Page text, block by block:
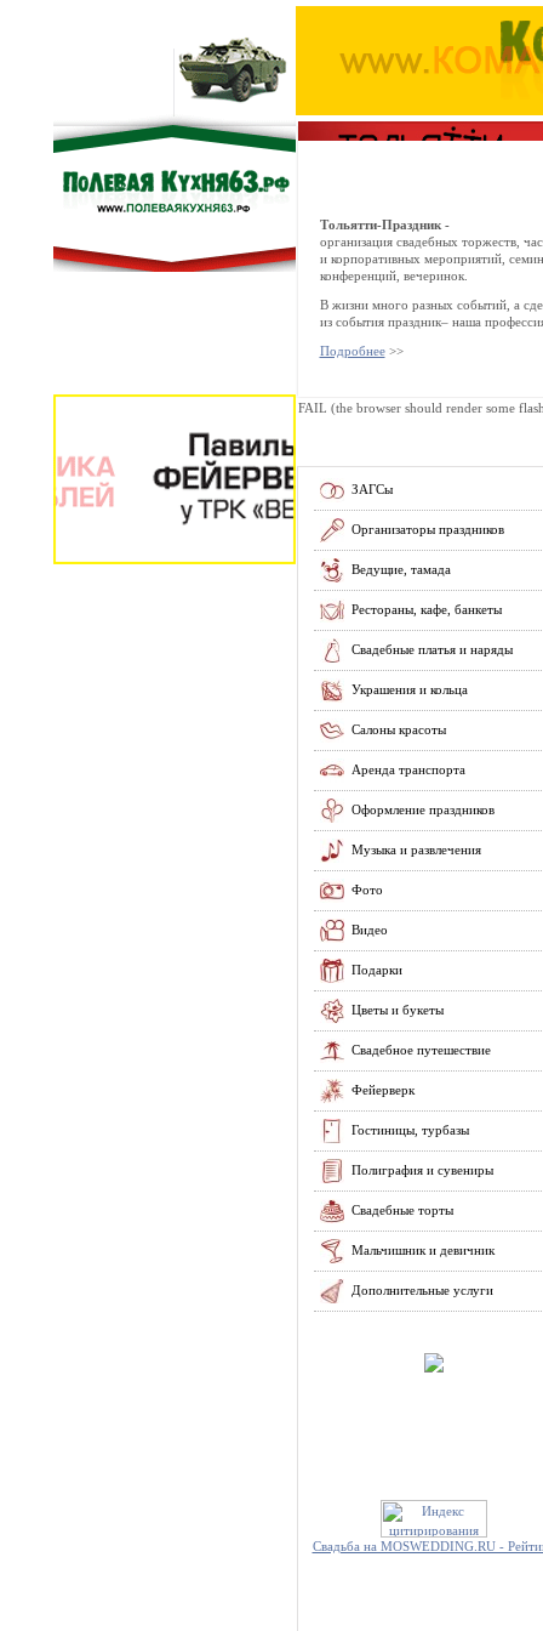
Тольятти-Праздник -
организация свадебных торжеств,
и корпоративных мероприятий,
конференций, вечеринок.
В жизни много разных событий, а
из события праздник– наша
Подробнее>>
FAIL (the browser should render some
ЗАГСы
Организаторы праздников
Ведущие, тамада
Рестораны, кафе, банкеты
Свадебные платья и наряды
Украшения и кольца
Салоны красоты
Аренда транспорта
Оформление праздников
Музыка и развлечения
Фото
Видео
Подарки
Цветы и букеты
Свадебное путешествие
Фейерверк
Гостиницы, турбазы
Полиграфия и сувениры
Свадебные торты
Мальчишник и девичник
Дополнительные услуги
Свадьба на MOSWEDDING.RU -